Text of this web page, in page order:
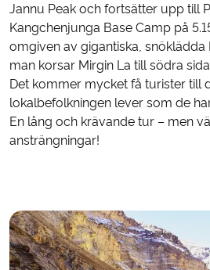
Jannu Peak och fortsätter upp till
Kangchenjunga Base Camp på
omgiven av gigantiska, snöklädda
man korsar Mirgin La till södra
Det kommer mycket få turister till
lokalbefolkningen lever som de
En lång och krävande tur – men
ansträngningar!